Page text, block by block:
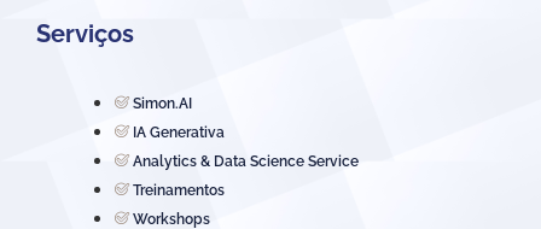
Serviços
Simon.AI
IA Generativa
Analytics & Data Science Service
Treinamentos
Workshops